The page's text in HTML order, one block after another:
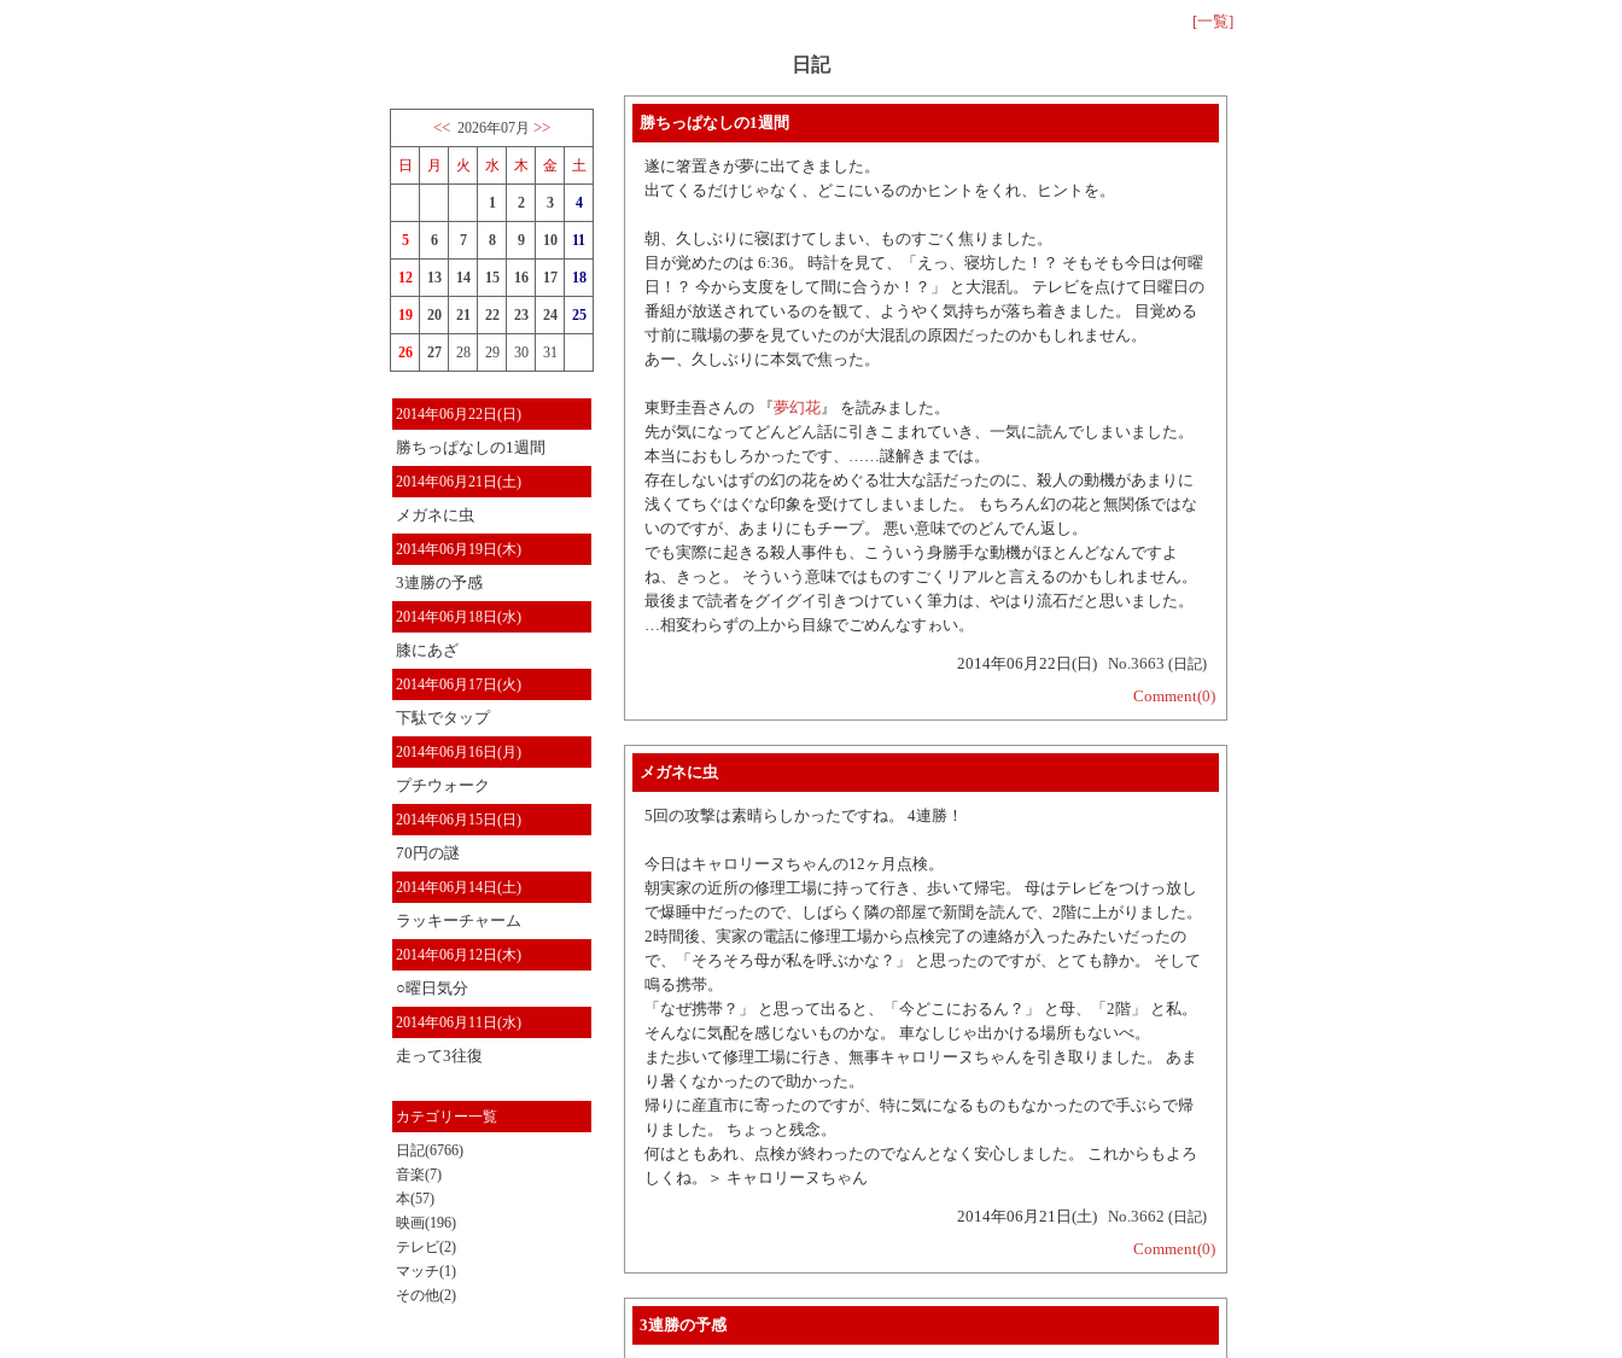
[一覧]
日記
<< 2026年07月 >>
日 月 火 水 木 金 土
1 2 3 4
5 6 7 8 9 10 11
12 13 14 15 16 17 18
19 20 21 22 23 24 25
26 27 28 29 30 31
2014年06月22日(日)
勝ちっぱなしの1週間
2014年06月21日(土)
メガネに虫
2014年06月19日(木)
3連勝の予感
2014年06月18日(水)
膝にあざ
2014年06月17日(火)
下駄でタップ
2014年06月16日(月)
プチウォーク
2014年06月15日(日)
70円の謎
2014年06月14日(土)
ラッキーチャーム
2014年06月12日(木)
○曜日気分
2014年06月11日(水)
走って3往復
カテゴリー一覧
日記(6766)
音楽(7)
本(57)
映画(196)
テレビ(2)
マッチ(1)
その他(2)
勝ちっぱなしの1週間
遂に箸置きが夢に出てきました。
出てくるだけじゃなく、どこにいるのかヒントをくれ、ヒントを。
朝、久しぶりに寝ぼけてしまい、ものすごく焦りました。
目が覚めたのは 6:36。 時計を見て、「えっ、寝坊した！？ そもそも今日は何曜
日！？ 今から支度をして間に合うか！？」 と大混乱。 テレビを点けて日曜日の
番組が放送されているのを観て、ようやく気持ちが落ち着きました。 目覚める
寸前に職場の夢を見ていたのが大混乱の原因だったのかもしれません。
あー、久しぶりに本気で焦った。
東野圭吾さんの 『夢幻花』 を読みました。
先が気になってどんどん話に引きこまれていき、一気に読んでしまいました。
本当におもしろかったです、……謎解きまでは。
存在しないはずの幻の花をめぐる壮大な話だったのに、殺人の動機があまりに
浅くてちぐはぐな印象を受けてしまいました。 もちろん幻の花と無関係ではな
いのですが、あまりにもチープ。 悪い意味でのどんでん返し。
でも実際に起きる殺人事件も、こういう身勝手な動機がほとんどなんですよ
ね、きっと。 そういう意味ではものすごくリアルと言えるのかもしれません。
最後まで読者をグイグイ引きつけていく筆力は、やはり流石だと思いました。
…相変わらずの上から目線でごめんなすゎい。
2014年06月22日(日) No.3663 (日記)
Comment(0)
メガネに虫
5回の攻撃は素晴らしかったですね。 4連勝！
今日はキャロリーヌちゃんの12ヶ月点検。
朝実家の近所の修理工場に持って行き、歩いて帰宅。 母はテレビをつけっ放し
で爆睡中だったので、しばらく隣の部屋で新聞を読んで、2階に上がりました。
2時間後、実家の電話に修理工場から点検完了の連絡が入ったみたいだったの
で、「そろそろ母が私を呼ぶかな？」 と思ったのですが、とても静か。 そして
鳴る携帯。
「なぜ携帯？」 と思って出ると、「今どこにおるん？」 と母、「2階」 と私。
そんなに気配を感じないものかな。 車なしじゃ出かける場所もないべ。
また歩いて修理工場に行き、無事キャロリーヌちゃんを引き取りました。 あま
り暑くなかったので助かった。
帰りに産直市に寄ったのですが、特に気になるものもなかったので手ぶらで帰
りました。 ちょっと残念。
何はともあれ、点検が終わったのでなんとなく安心しました。 これからもよろ
しくね。＞ キャロリーヌちゃん
2014年06月21日(土) No.3662 (日記)
Comment(0)
3連勝の予感